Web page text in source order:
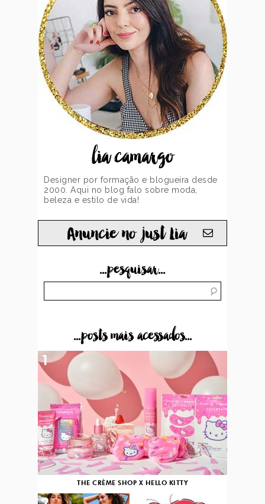
lia camargo
Designer por formação e blogueira desde
2000. Aqui no blog falo sobre moda,
beleza e estilo de vida!
Anuncie no just Lia
...pesquisar...
...posts mais acessados...
THE CRÈME SHOP X HELLO KITTY
1